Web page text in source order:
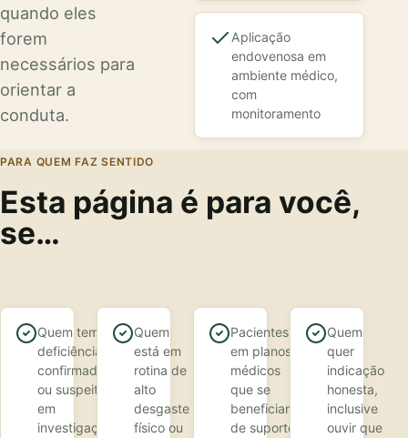
quando eles
forem
necessários para
orientar a
conduta.
Aplicação
endovenosa em
ambiente médico,
com
monitoramento
PARA QUEM FAZ SENTIDO
Esta página é para você,
se…
Quem tem
deficiências
confirmadas
ou suspeitas
em
investigação
Quem
está em
rotina de
alto
desgaste
físico ou
Pacientes
em planos
médicos
que se
beneficiam
de suporte
Quem
quer
indicação
honesta,
inclusive
ouvir que